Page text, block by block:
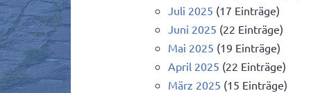
Juli 2025 (17 Einträge)
Juni 2025 (22 Einträge)
Mai 2025 (19 Einträge)
April 2025 (22 Einträge)
März 2025 (15 Einträge)